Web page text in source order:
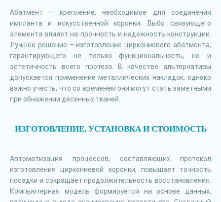
Абатмент – крепление, необходимое для соединения
импланта и искусственной коронки. Выбо связующего
элемента влияет на прочность и надежность конструкции.
Лучшее решение – изготовление циркониевого абатмента,
гарантирующего не только функциональность, но и
эстетичность всего протеза. В качестве альтернативы
допускается применение металлических накладок, однако
важно учесть, что со временем они могут стать заметными
при обнажении десенных тканей.
ИЗГОТОВЛЕНИЕ, УСТАНОВКА И СТОИМОСТЬ
Автоматизация процессов, составляющих протокол
изготовления циркониевой коронки, повышает точность
посадки и сокращает продолжительность восстановления.
Компьютерная модель формируется на основе данных,